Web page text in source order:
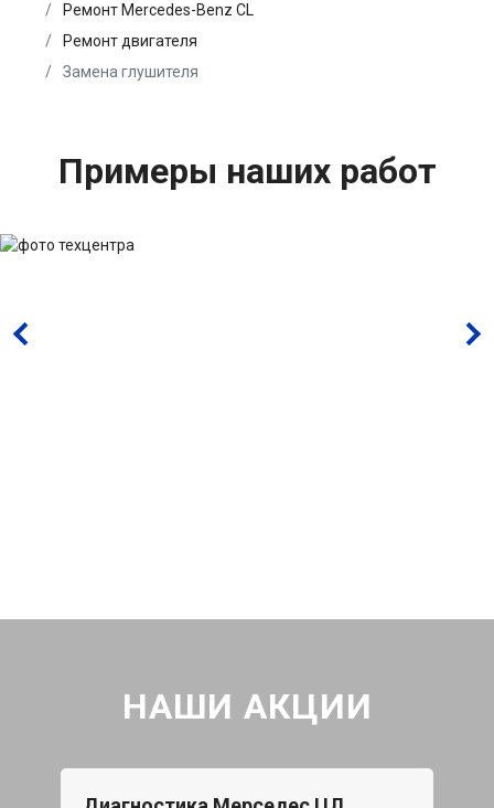
Ремонт Mercedes-Benz CL
Ремонт двигателя
Замена глушителя
Примеры наших работ
НАШИ АКЦИИ